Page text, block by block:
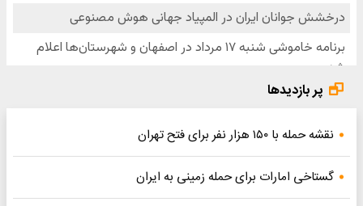
پر بازدیدها
نقشه حمله با ۱۵۰ هزار نفر برای فتح تهران
گستاخی امارات برای حمله زمینی به ایران